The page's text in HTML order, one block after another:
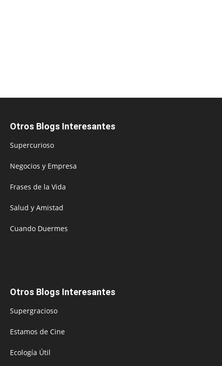
Otros Blogs Interesantes
Supercurioso
Negocios y Empresa
Frases de la Vida
Salud y Amistad
Cuando Duermes
Otros Blogs Interesantes
Supergracioso
Estamos de Cine
Ecología Útil